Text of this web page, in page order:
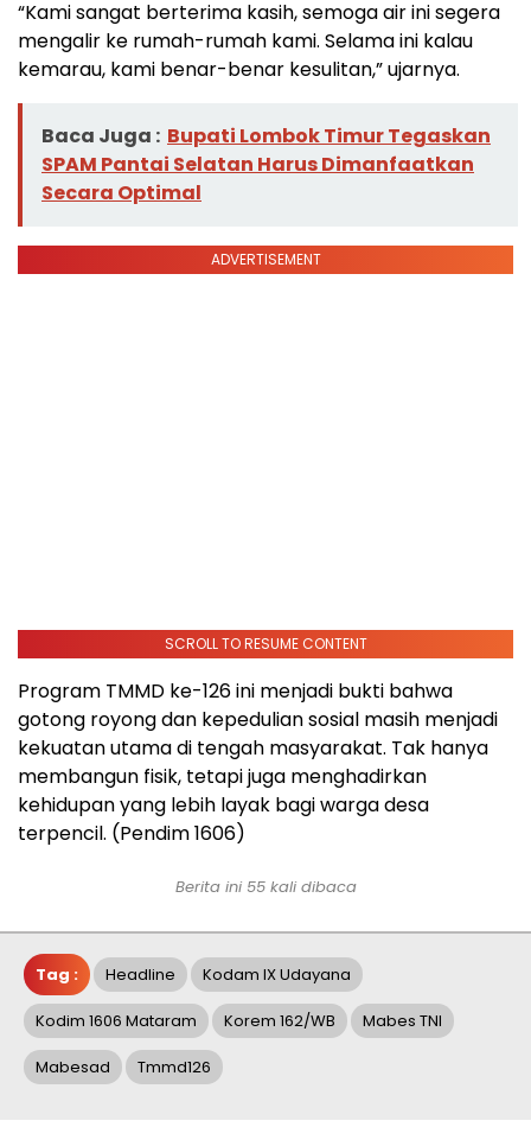
“Kami sangat berterima kasih, semoga air ini segera
mengalir ke rumah-rumah kami. Selama ini kalau
kemarau, kami benar-benar kesulitan,” ujarnya.
Baca Juga : Bupati Lombok Timur Tegaskan
SPAM Pantai Selatan Harus Dimanfaatkan
Secara Optimal
ADVERTISEMENT
SCROLL TO RESUME CONTENT
Program TMMD ke-126 ini menjadi bukti bahwa
gotong royong dan kepedulian sosial masih menjadi
kekuatan utama di tengah masyarakat. Tak hanya
membangun fisik, tetapi juga menghadirkan
kehidupan yang lebih layak bagi warga desa
terpencil. (Pendim 1606)
Berita ini 55 kali dibaca
Tag : Headline Kodam IX Udayana
Kodim 1606 Mataram Korem 162/WB Mabes TNI
Mabesad Tmmd126